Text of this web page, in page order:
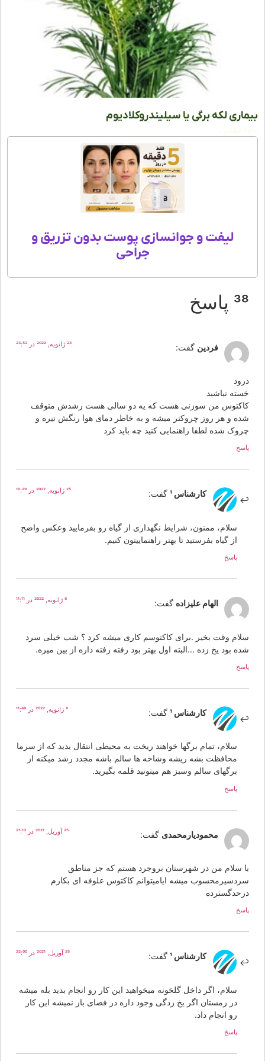
لکه برگی یا سیلیندروکلادیوم
مطلب »
لیفت و جوانسازی پوست بدون تزریق و
جراحی
فردین گفت:
نباشید
من سوزنی هست که یه دو سالی هست رشدش متوقف
و هر روز چروکتر میشه و به خاطر دمای هوا رنگش تیره و
شده لطفا راهنمایی کنید چه باید کرد
کارشناس 1 گفت:
سلام، ممنون، شرایط نگهداری از گیاه رو بفرمایید وعکس واضح
از گیاه بفرستید تا بهتر راهنماییتون کنیم.
الهام علیزاده گفت:
وقت بخیر .برای کاکتوسم کاری میشه کرد ؟ شب خیلی سرد
بود یخ زده …البته اول بهتر بود رفته رفته داره از بین میره.
کارشناس 1 گفت:
سلام، تمام برگها خواهند ریخت به محیطی انتقال بدید که از سرما
محافظت بشه ریشه وشاخه ها سالم باشه مجدد رشد میکنه از
برگهای سالم وسبز هم میتونید قلمه بگیرید.
محمودیارمحمدی گفت:
سلام من در شهرستان بروجرد هستم که جز مناطق
میشه ایامیتوانم کاکتوس علوفه ای بکارم
کارشناس 1 گفت:
سلام، اگر داخل گلخونه میخواهید این کار رو انجام بدید بله میشه
در زمستان اگر یخ زدگی وجود داره در فضای باز نمیشه این کار
رو انجام داد.